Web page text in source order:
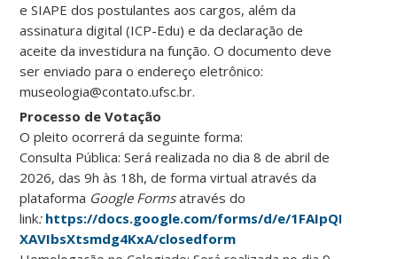
e SIAPE dos postulantes aos cargos, além da
assinatura digital (ICP-Edu) e da declaração de
aceite da investidura na função. O documento deve
ser enviado para o endereço eletrônico:
museologia@contato.ufsc.br.
Processo de Votação
O pleito ocorrerá da seguinte forma:
Consulta Pública: Será realizada no dia 8 de abril de
2026, das 9h às 18h, de forma virtual através da
plataforma Google Formsatravés do
link: https://docs.google.com/forms/d/e/
XAVIbsXtsmdg4KxA/closedform